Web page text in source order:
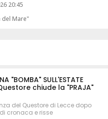
20:45
del Mare"
"BOMBA" SULL'ESTATE
chiude la "PRAJA"
del Questore di Lecce dopo
cronaca e risse